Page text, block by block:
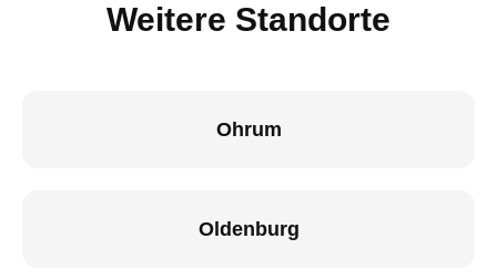
Weitere Standorte
Ohrum
Oldenburg